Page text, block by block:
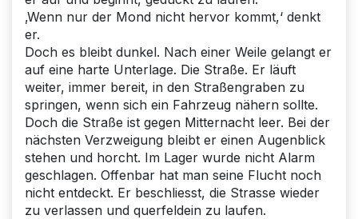
‚Wenn nur der Mond nicht hervor kommt,‘ denkt
er.
Doch es bleibt dunkel. Nach einer Weile gelangt er
auf eine harte Unterlage. Die Straße. Er läuft
weiter, immer bereit, in den Straßengraben zu
springen, wenn sich ein Fahrzeug nähern sollte.
Doch die Straße ist gegen Mitternacht leer. Bei der
nächsten Verzweigung bleibt er einen Augenblick
stehen und horcht. Im Lager wurde nicht Alarm
geschlagen. Offenbar hat man seine Flucht noch
nicht entdeckt. Er beschliesst, die Strasse wieder
zu verlassen und querfeldein zu laufen.